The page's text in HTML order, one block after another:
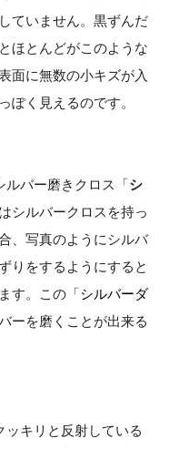
ていません。黒ずんだ
ほとんどがこのような
面に無数の小キズが入
ぽく見えるのです。
ルバー磨きクロス「シ
シルバークロスを持っ
、写真のようにシルバ
りをするようにすると
す。この「シルバーダ
ーを磨くことが出来る
キリと反射している